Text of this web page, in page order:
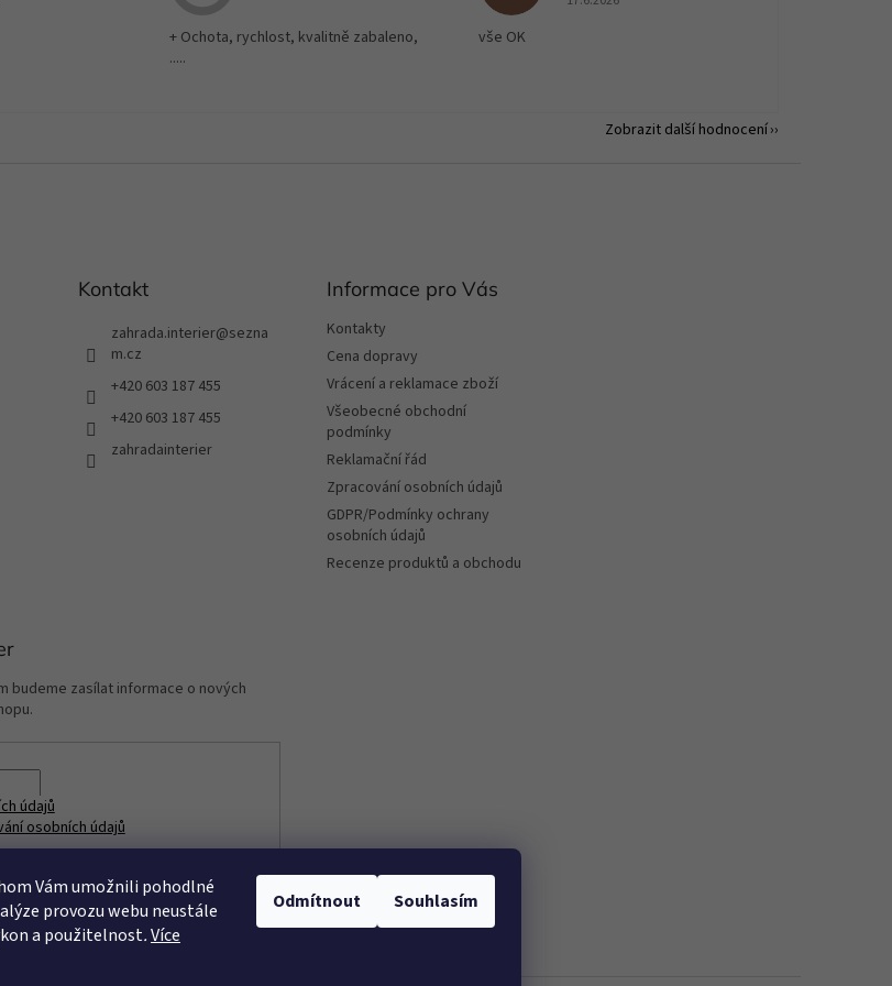
Vám umožnili pohodlné
provozu webu neustále
a použitelnost.Více
Odmítnout Souhlasím
+ Ochota, rychlost, kvalitně zabaleno,
.....
vše OK
Zobrazit další hodnocení
Kontakt
zahrada.interier@sezna
m.cz
+420 603 187 455
+420 603 187 455
zahradainterier
Informace pro Vás
Kontakty
Cena dopravy
Vrácení a reklamace zboží
Všeobecné obchodní
podmínky
Reklamační řád
Zpracování osobních údajů
GDPR/Podmínky ochrany
osobních údajů
Recenze produktů a obchodu
budeme zasílat informace o nových
údajů
osobních údajů